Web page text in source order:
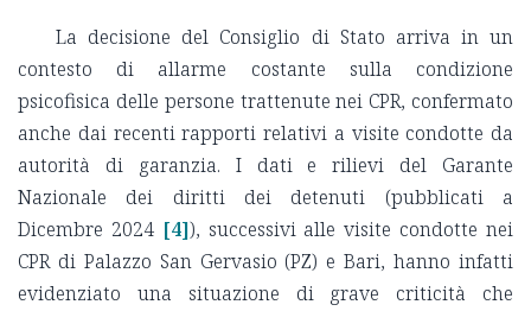
La decisione del Consiglio di Stato arriva in un
contesto di allarme costante sulla condizione
psicofisica delle persone trattenute nei CPR, confermato
anche dai recenti rapporti relativi a visite condotte da
autorità di garanzia. I dati e rilievi del Garante
Nazionale dei diritti dei detenuti (pubblicati a
Dicembre 2024 [4]), successivi alle visite condotte nei
CPR di Palazzo San Gervasio (PZ) e Bari, hanno infatti
evidenziato una situazione di grave criticità che